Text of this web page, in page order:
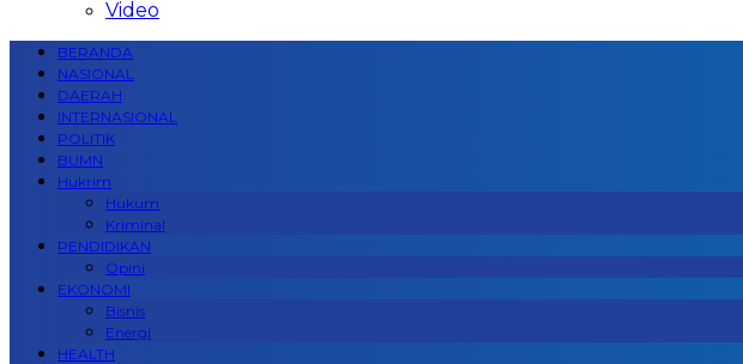
Video
BERANDA
NASIONAL
DAERAH
INTERNASIONAL
POLITIK
BUMN
Hukrim
Hukum
Kriminal
PENDIDIKAN
Opini
EKONOMI
Bisnis
Energi
HEALTH